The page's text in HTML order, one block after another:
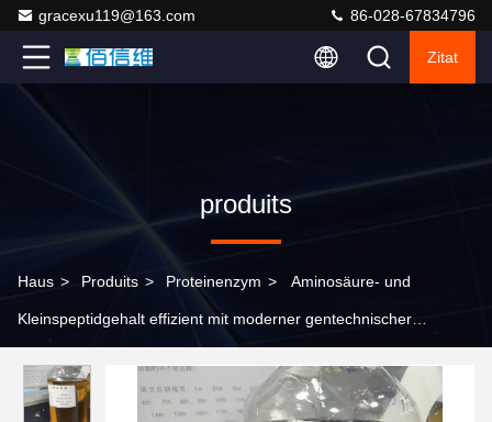
gracexu119@163.com 86-028-67834796
Zitat
produits
Haus > Produits > Proteinenzym > Aminosäure- und
Kleinspeptidgehalt effizient mit moderner gentechnischer